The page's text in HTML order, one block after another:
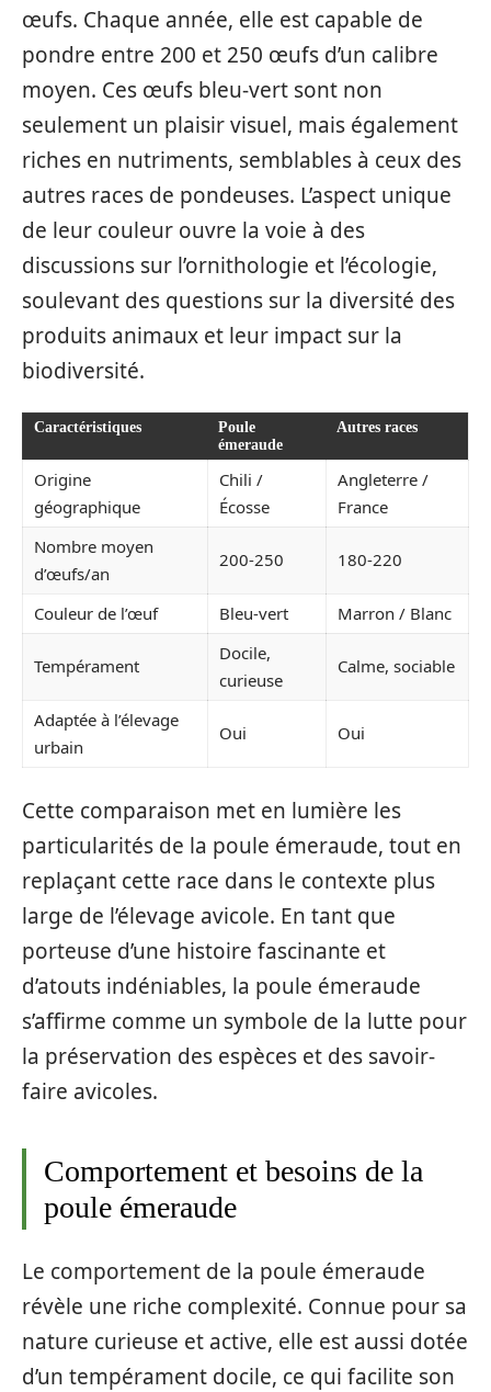
œufs. Chaque année, elle est capable de
pondre entre 200 et 250 œufs d’un calibre
moyen. Ces œufs bleu-vert sont non
seulement un plaisir visuel, mais également
riches en nutriments, semblables à ceux des
autres races de pondeuses. L’aspect unique
de leur couleur ouvre la voie à des
discussions sur l’ornithologie et l’écologie,
soulevant des questions sur la diversité des
produits animaux et leur impact sur la
biodiversité.
Caractéristiques
Poule
émeraude
Autres races
Origine
géographique
Chili /
Écosse
Angleterre /
France
Nombre moyen
d’œufs/an
200-250 180-220
Couleur de l’œuf Bleu-vert Marron / Blanc
Tempérament
Docile,
curieuse
Calme, sociable
Adaptée à l’élevage
urbain
Oui Oui
Cette comparaison met en lumière les
particularités de la poule émeraude, tout en
replaçant cette race dans le contexte plus
large de l’élevage avicole. En tant que
porteuse d’une histoire fascinante et
d’atouts indéniables, la poule émeraude
s’affirme comme un symbole de la lutte pour
la préservation des espèces et des savoir-
faire avicoles.
Comportement et besoins de la
poule émeraude
Le comportement de la poule émeraude
révèle une riche complexité. Connue pour sa
nature curieuse et active, elle est aussi dotée
d’un tempérament docile, ce qui facilite son